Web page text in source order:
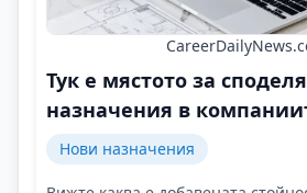
Тук е мястото за
назначения в
Нови назначения